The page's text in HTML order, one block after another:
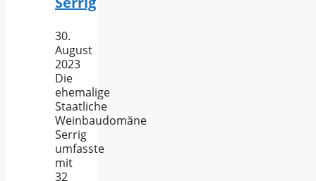
30.
August
2023
Die
ehemalige
Staatliche
Weinbaudomäne
Serrig
umfasste
mit
32